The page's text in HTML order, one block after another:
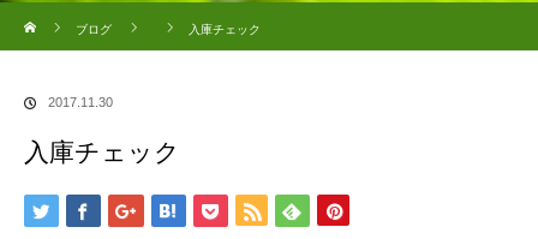
ブログ
入庫チェック
2017.11.30
入庫チェック